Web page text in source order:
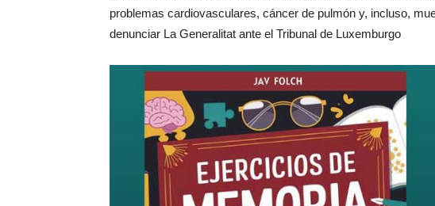
problemas cardiovasculares, cáncer de pulmón y, incluso,
denunciar La Generalitat ante el Tribunal de Luxemburgo